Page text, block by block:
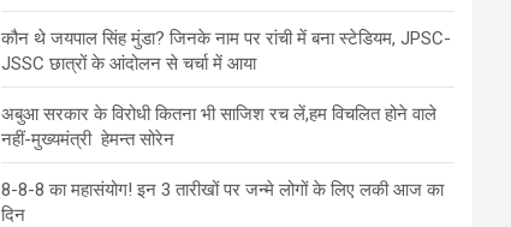
कौन थे जयपाल सिंह मुंडा? जिनके नाम पर रांची में बना स्टेडियम, JPSC-
JSSC छात्रों के आंदोलन से चर्चा में आया
अबुआ सरकार के विरोधी कितना भी साजिश रच लें,हम विचलित होने वाले
नहीं-मुख्यमंत्री हेमन्त सोरेन
8-8-8 का महासंयोग! इन 3 तारीखों पर जन्मे लोगों के लिए लकी आज का
दिन